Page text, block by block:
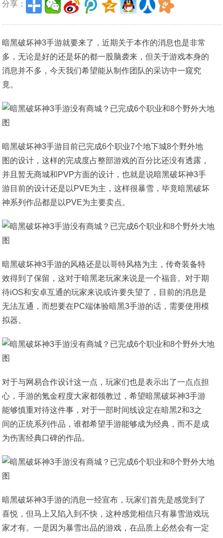
分享：
暗黑破坏神3手游就要来了，近期关于本作的消息也是非常
多，无论是好的还是坏的都一股脑袭来，但关于游戏本身的
消息并不多，今天我们希望能从制作团队的采访中一窥究
竟。
暗黑破坏神3手游目前已完成6个职业7个地下城8个野外地
图的设计，这样的完成度占整部游戏的百分比还没有透露，
并且暂无商城和PVP方面的设计，也就是说暗黑破坏神3手
游目前的设计还是以PVE为主，这样很暴雪，毕竟暗黑破坏
神系列作品都是以PVE为主要卖点。
暗黑破坏神3手游的风格还是以哥特风格为主，传奇装备特
效得到了保留，这对于暗黑老玩家来说是一个福音。对于期
待iOS和安卓互通的玩家来说或许要失望了，目前的消息是
无法互通，而想要在PC端体验暗黑3手游的话，需要使用模
拟器。
对于与网易合作设计这一点，玩家们也是表示出了一点点担
心，手游的氪金程度大家都领教过，希望暗黑破坏神3手游
能够慎重对待这件事，对于一部时间线设定在暗黑2和3之
间的正统系列作品，谁都希望手游能够成为经典，而不是成
为伤害经典口碑的作品。
暗黑破坏神3手游的消息一经宣布，玩家们首先是感觉到了
喜悦，但马上又陷入到不快，这种感觉相信只有暴雪游戏玩
家才有。一是因为暴雪出品的游戏，在品质上必然会有一定